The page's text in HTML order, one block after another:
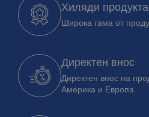
Хиляди продукта
Широка гама от
Директен внос
Директен внос на
Америка и Европа.